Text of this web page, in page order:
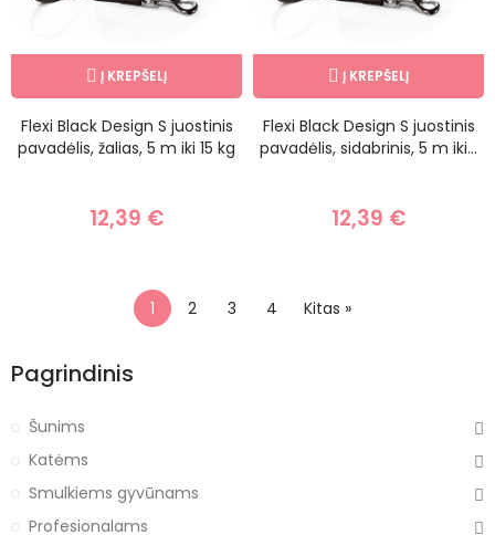
Į KREPŠELĮ
Flexi Black Design S juostinis
pavadėlis, žalias, 5 m iki 15 kg
12,39 €
Į KREPŠELĮ
Flexi Black Design S juostinis
pavadėlis, sidabrinis, 5 m iki...
12,39 €
1 2 3 4 Kitas »
Pagrindinis
Šunims
Katėms
Smulkiems gyvūnams
Profesionalams